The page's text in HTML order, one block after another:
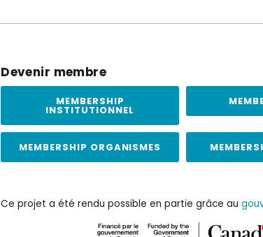
Devenir membre
MEMBERSHIP
INSTITUTIONNEL
MEMBERSHIP ORGANISMES
Ce projet a été rendu possible en partie grâce au